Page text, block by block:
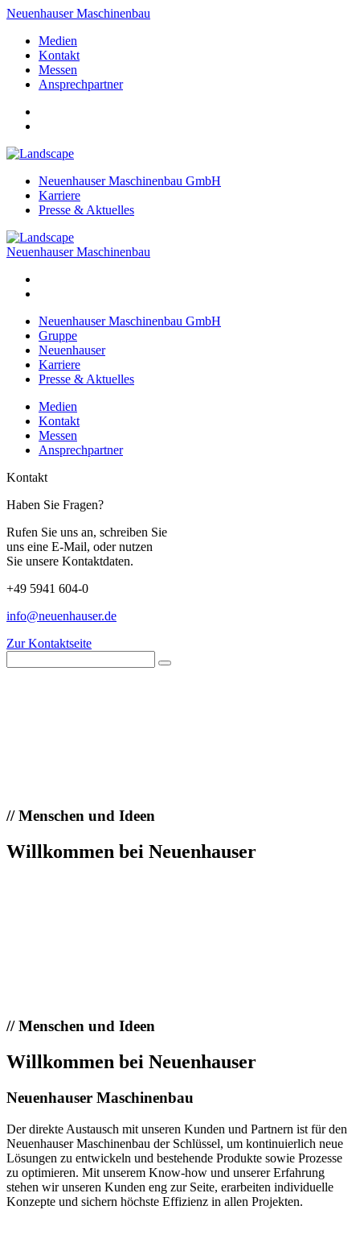
Neuenhauser Maschinenbau
Medien
Kontakt
Messen
Ansprechpartner
Neuenhauser Maschinenbau GmbH
Karriere
Presse & Aktuelles
Neuenhauser Maschinenbau
Neuenhauser Maschinenbau GmbH
Gruppe
Neuenhauser
Karriere
Presse & Aktuelles
Medien
Kontakt
Messen
Ansprechpartner
Kontakt
Haben Sie Fragen?
Rufen Sie uns an, schreiben Sie
uns eine E-Mail, oder nutzen
Sie unsere Kontaktdaten.
+49 5941 604-0
info@neuenhauser.de
Zur Kontaktseite
//Menschen und Ideen
Willkommen bei Neuenhauser
//Menschen und Ideen
Willkommen bei Neuenhauser
Neuenhauser Maschinenbau
Der direkte Austausch mit unseren Kunden und Partnern ist für den
Neuenhauser Maschinenbau der Schlüssel, um kontinuierlich neue
Lösungen zu entwickeln und bestehende Produkte sowie Prozesse
zu optimieren. Mit unserem Know-how und unserer Erfahrung
stehen wir unseren Kunden eng zur Seite, erarbeiten individuelle
Konzepte und sichern höchste Effizienz in allen Projekten.